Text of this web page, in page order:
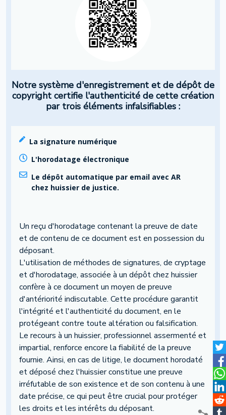
Notre système d'enregistrement et de dépôt de
copyright certifie l'authenticité de cette création
par trois éléments infalsifiables :
La signature numérique
L'horodatage électronique
Le dépôt automatique par email avec AR
chez huissier de justice.
Un reçu d'horodatage contenant la preuve de date
et de contenu de ce document est en possession du
déposant.
L'utilisation de méthodes de signatures, de cryptage
et d'horodatage, associée à un dépôt chez huissier
confère à ce document un moyen de preuve
d'antériorité indiscutable. Cette procédure garantit
l'intégrité et l'authenticité du document, en le
protégeant contre toute altération ou falsification.
Le recours à un huissier, professionnel assermenté et
impartial, renforce encore la fiabilité de la preuve
fournie. Ainsi, en cas de litige, le document horodaté
et déposé chez l'huissier constitue une preuve
irréfutable de son existence et de son contenu à une
date précise, ce qui peut être crucial pour protéger
les droits et les intérêts du déposant.